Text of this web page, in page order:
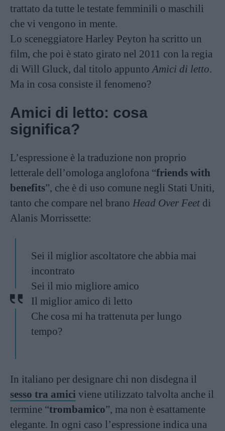
trattato da tutte le testate femminili o maschili
che vi vengono in mente.
Lo sceneggiatore Harley Peyton ha scritto un
film, che poi è stato girato nel 2011 con la regia
di Will Gluck, dal titolo appuntoAmici di letto.
Ma in cosa consiste il fenomeno?
Amici di letto: cosa
significa?
L’espressione è la traduzione non proprio
letterale dell’omologa anglofona “friends with
benefits”, che è di uso comune negli Stati Uniti,
tanto che compare nel brano Head Over Feet di
Alanis Morrissette:
Sei il miglior ascoltatore che abbia mai
incontrato
Sei il mio migliore amico
Il miglior amico di letto
Che cosa mi ha trattenuta per lungo
tempo?
In italiano per designare chi non disdegna il
sesso tra amici viene utilizzato talvolta anche il
termine “trombamico”, ma non è esattamente
elegante. In ogni caso l’espressione indica una